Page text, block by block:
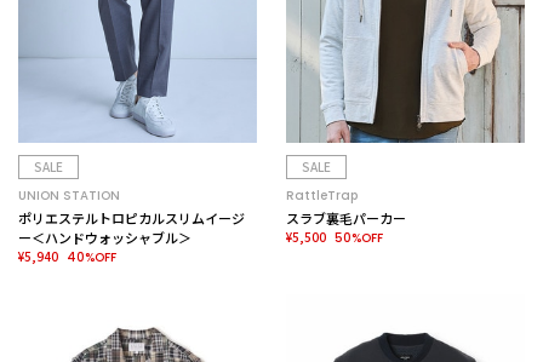
SALE
UNION STATION
ポリエステルトロピカルスリムイージ
ー＜ハンドウォッシャブル＞
¥5,940 40%OFF
SALE
RattleTrap
スラブ裏毛パーカー
¥5,500 50%OFF